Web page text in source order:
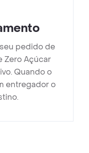
pedido de
Zero Açúcar
Quando o
entregador o